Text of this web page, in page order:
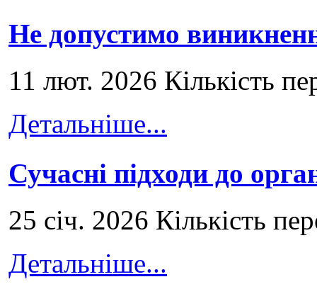
Не допустимо
11 лют. 2026 Кількість
Детальніше...
Сучасні підходи до
25 січ. 2026 Кількість
Детальніше...